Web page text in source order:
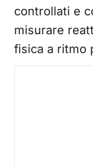
controllati e
misurare
fisica a ritmo